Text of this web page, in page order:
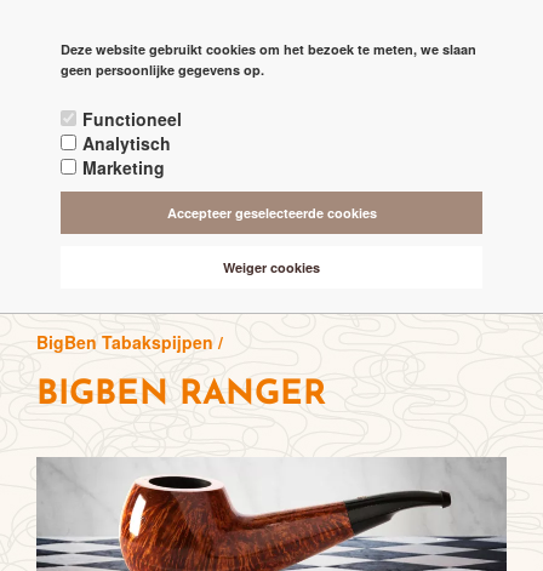
check RECHTSTREEKS VAN DE 'MAKERS'
check
check ONLINE VEILIG & SNEL BETALEN
BigBen Tabakspijpen /
BIGBEN RANGER
Deze website gebruikt cookies om het bezoek te meten, we slaan
geen persoonlijke gegevens op.
Functioneel
Analytisch
Marketing
Accepteer geselecteerde cookies
Weiger cookies